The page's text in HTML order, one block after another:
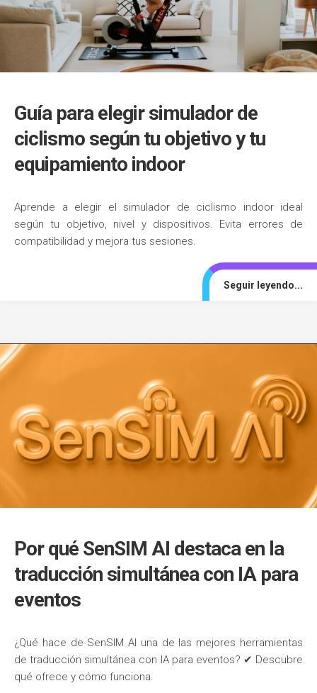
Guía para elegir simulador de
ciclismo según tu objetivo y tu
equipamiento indoor
Aprende a elegir el simulador de ciclismo indoor ideal
según tu objetivo, nivel y dispositivos. Evita errores de
compatibilidad y mejora tus sesiones.
Seguir leyendo...
Por qué SenSIM AI destaca en la
traducción simultánea con IA para
eventos
¿Qué hace de SenSIM AI una de las mejores herramientas
de traducción simultánea con IA para eventos? ✔ Descubre
qué ofrece y cómo funciona.